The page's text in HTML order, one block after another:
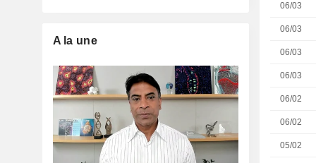
06/03
06/03
06/03
06/03
06/02
06/02
05/02
A la une